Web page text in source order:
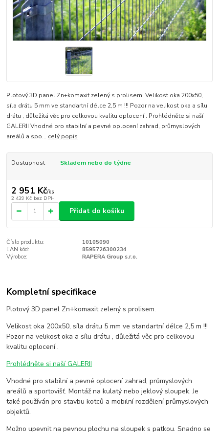
Plotový 3D panel Zn+komaxit zelený s prolisem. Velikost oka 200x50,
síla drátu 5 mm ve standartní délce 2,5 m !!! Pozor na velikost oka a sílu
drátu , důležitá věc pro celkovou kvalitu oplocení . Prohlédněte si naší
GALERII Vhodné pro stabilní a pevné oplocení zahrad, průmyslových
areálů a spo... celý popis
Dostupnost Skladem nebo do týdne
2 951 Kč/ks
2 439 Kč bez DPH
Přidat do košíku
Číslo produktu:
10105090
EAN kód:
8595726300234
Výrobce:
RAPERA Group s.r.o.
Kompletní specifikace
Plotový 3D panel Zn+komaxit zelený s prolisem.
Velikost oka 200x50, síla drátu 5 mm ve standartní délce 2,5 m !!!
Pozor na velikost oka a sílu drátu , důležitá věc pro celkovou
kvalitu oplocení .
Prohlédněte si naší GALERII
Vhodné pro stabilní a pevné oplocení zahrad, průmyslových
areálů a sportovišť. Montáž na kulatý nebo jeklový sloupek. Je
také používán pro stavbu kotců a mobilní rozdělení průmyslových
objektů.
Možno upevnit na pevnou plochu na sloupek s patkou. Snadno se